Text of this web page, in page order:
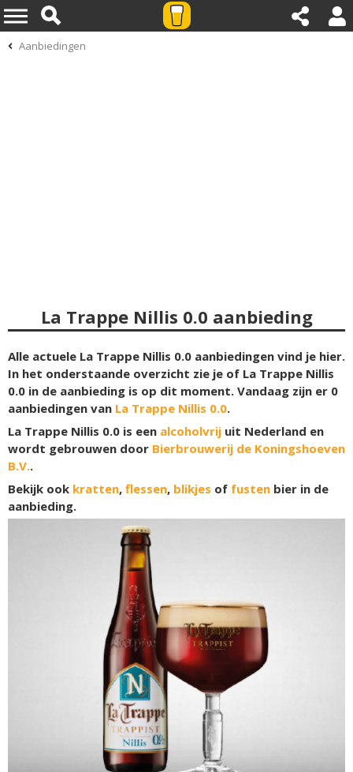
Aanbiedingen
La Trappe Nillis 0.0 aanbieding
Alle actuele La Trappe Nillis 0.0 aanbiedingen vind je hier.
In het onderstaande overzicht zie je of La Trappe Nillis
0.0 in de aanbieding is op dit moment. Vandaag zijn er 0
aanbiedingen van La Trappe Nillis 0.0.
La Trappe Nillis 0.0 is een alcoholvrij uit Nederland en
wordt gebrouwen door Bierbrouwerij de Koningshoeven
B.V..
Bekijk ook kratten, flessen, blikjes of fusten bier in de
aanbieding.